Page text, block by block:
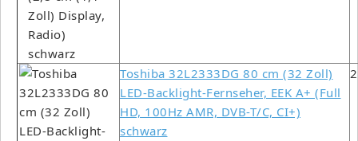
Toshiba 32L2333DG 80 cm (32 Zoll)
LED-Backlight-Fernseher, EEK A+ (Full
HD, 100Hz AMR, DVB-T/C, CI+)
schwarz